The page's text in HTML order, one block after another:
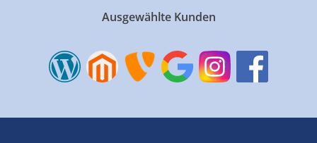
Ausgewählte Kunden